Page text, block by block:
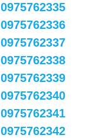
0975762335
0975762336
0975762337
0975762338
0975762339
0975762340
0975762341
0975762342